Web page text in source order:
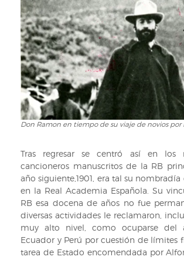
Don
en
tiempo
de
su
viaje
de
novios
por
la
Don Ramon en tiempo de su viaje de novios por
Tras regresar se centró así en los
cancioneros manuscritos de la RB
año siguiente,1901, era tal su nombradía
en la Real Academia Española. Su
RB esa docena de años no fue
diversas actividades le reclamaron,
muy alto nivel, como ocuparse del
Ecuador y Perú por cuestión de límites
tarea de Estado encomendada por